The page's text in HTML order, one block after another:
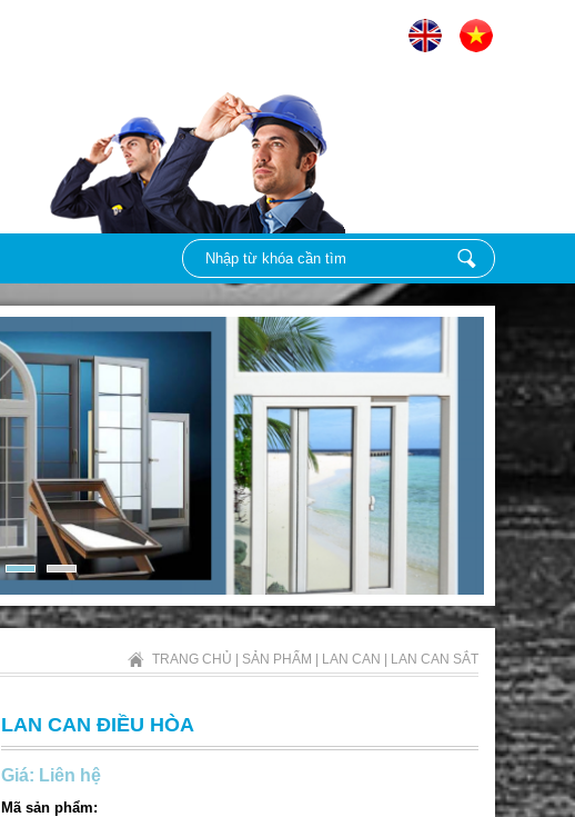
TRANG CHỦ SẢN PHẨM LAN CAN LAN CAN SẮT
LAN CAN ĐIỀU HÒA
Giá: Liên hệ
Mã sản phẩm: